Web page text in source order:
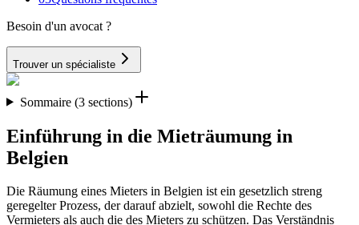
Besoin d'un avocat ?
Trouver un spécialiste
Sommaire (3sections)
Einführung in die Mieträumung in
Belgien
Die Räumung eines Mieters in Belgien ist ein gesetzlich streng
geregelter Prozess, der darauf abzielt, sowohl die Rechte des
Vermieters als auch die des Mieters zu schützen. Das Verständnis